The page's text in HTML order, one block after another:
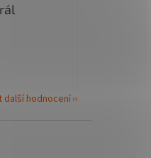
je 5 z 5 hvězdiček.
další hodnocení